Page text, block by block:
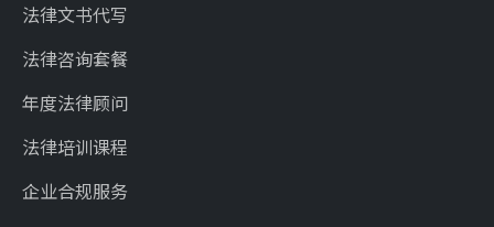
法律文书代写
法律咨询套餐
年度法律顾问
法律培训课程
企业合规服务